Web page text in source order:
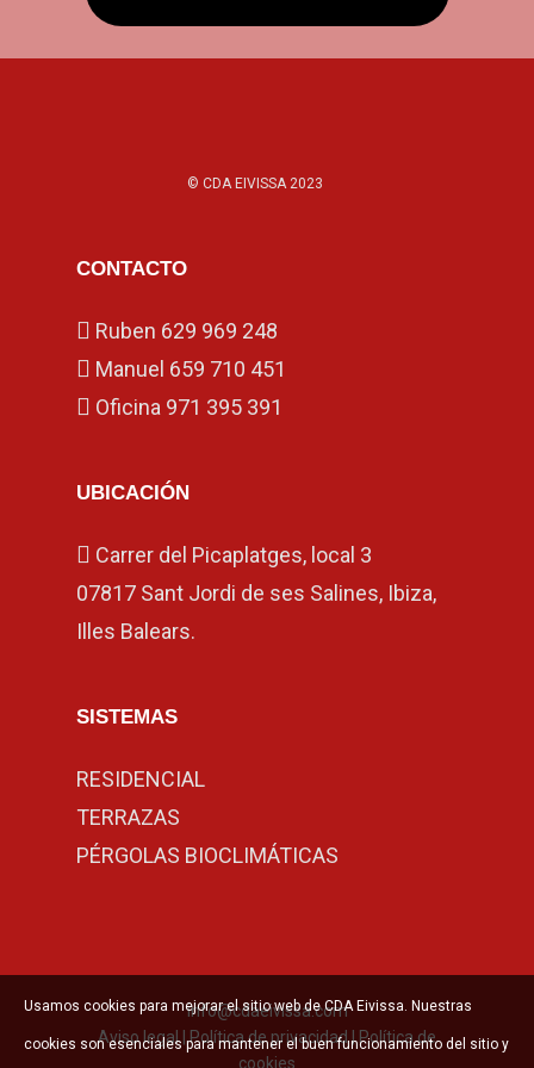
© CDA EIVISSA 2023
CONTACTO
Ruben 629 969 248
Manuel 659 710 451
Oficina 971 395 391
UBICACIÓN
Carrer del Picaplatges, local 3
07817 Sant Jordi de ses Salines, Ibiza,
Illes Balears.
SISTEMAS
RESIDENCIAL
TERRAZAS
PÉRGOLAS BIOCLIMÁTICAS
info@cdaeivissa.com
Aviso legal|Política de privacidad|Política de
cookies
Usamos cookies para mejorar el sitio web de CDA Eivissa. Nuestras
cookies son esenciales para mantener el buen funcionamiento del sitio y